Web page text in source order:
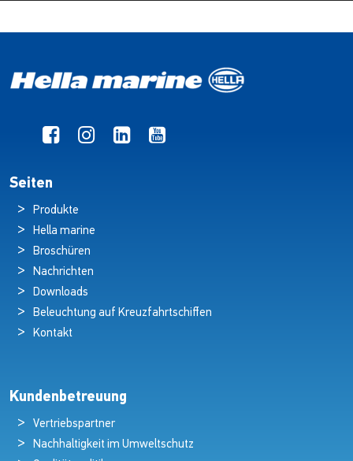
Seiten
Produkte
Hella marine
Broschüren
Nachrichten
Downloads
Beleuchtung auf Kreuzfahrtschiffen
Kontakt
Kundenbetreuung
Vertriebspartner
Nachhaltigkeit im Umweltschutz